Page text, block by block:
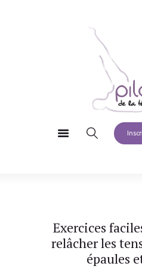
Exercices
relâcher les
épaules